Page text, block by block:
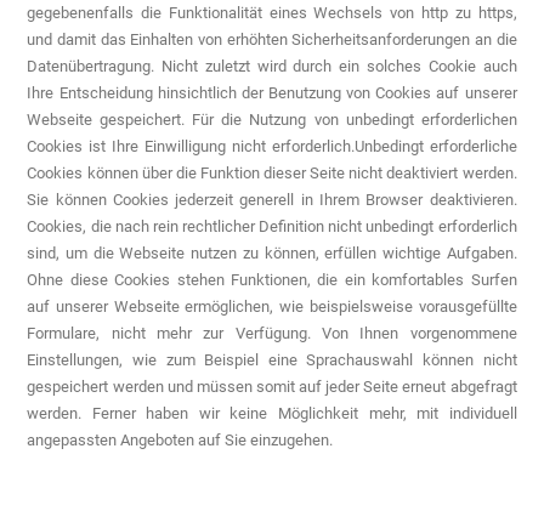
gegebenenfalls die Funktionalität eines Wechsels von http zu https,
und damit das Einhalten von erhöhten Sicherheitsanforderungen an die
Datenübertragung. Nicht zuletzt wird durch ein solches Cookie auch
Ihre Entscheidung hinsichtlich der Benutzung von Cookies auf unserer
Webseite gespeichert. Für die Nutzung von unbedingt erforderlichen
Cookies ist Ihre Einwilligung nicht erforderlich.Unbedingt erforderliche
Cookies können über die Funktion dieser Seite nicht deaktiviert werden.
Sie können Cookies jederzeit generell in Ihrem Browser deaktivieren.
Cookies, die nach rein rechtlicher Definition nicht unbedingt erforderlich
sind, um die Webseite nutzen zu können, erfüllen wichtige Aufgaben.
Ohne diese Cookies stehen Funktionen, die ein komfortables Surfen
auf unserer Webseite ermöglichen, wie beispielsweise vorausgefüllte
Formulare, nicht mehr zur Verfügung. Von Ihnen vorgenommene
Einstellungen, wie zum Beispiel eine Sprachauswahl können nicht
gespeichert werden und müssen somit auf jeder Seite erneut abgefragt
werden. Ferner haben wir keine Möglichkeit mehr, mit individuell
angepassten Angeboten auf Sie einzugehen.